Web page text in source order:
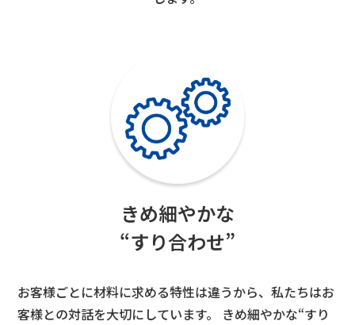
きめ細やかな
“すり合わせ”
お客様ごとに材料に求める特性は違うから、私たちはお
客様との対話を大切にしています。 きめ細やかな“すり